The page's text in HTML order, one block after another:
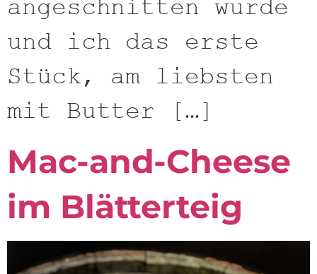
angeschnitten wurde
und ich das erste
Stück, am liebsten
mit Butter […]
Mac-and-Cheese
im Blätterteig